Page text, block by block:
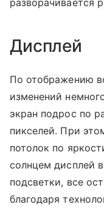
разворачивается
Дисплей
По отображению
изменений
экран подрос по
пикселей. При
потолок по
солнцем дисплей
подсветки, все
благодаря